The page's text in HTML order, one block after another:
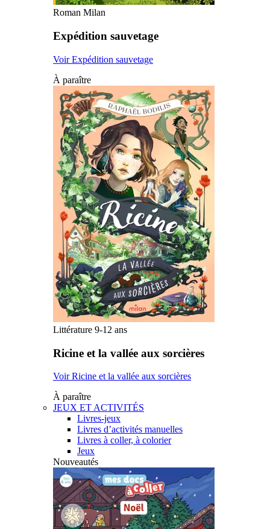
Roman Milan
Expédition sauvetage
Voir Expédition sauvetage
À paraître
Littérature 9-12 ans
Ricine et la vallée aux sorcières
Voir Ricine et la vallée aux sorcières
À paraître
JEUX ET ACTIVITÉS
Livres-jeux
Livres d’activités manuelles
Livres à coller, à colorier
Jeux
Nouveautés